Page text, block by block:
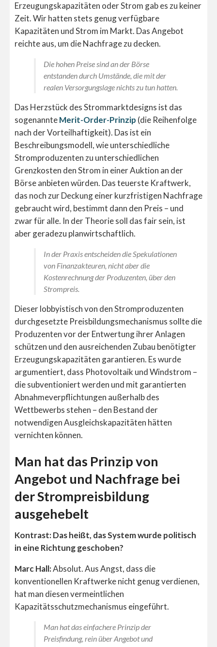
Erzeugungskapazitäten oder Strom gab es zu keiner
Zeit. Wir hatten stets genug verfügbare
Kapazitäten und Strom im Markt. Das Angebot
reichte aus, um die Nachfrage zu decken.
Die hohen Preise sind an der Börse
entstanden durch Umstände, die mit der
realen Versorgungslage nichts zu tun hatten.
Das Herzstück des Strommarktdesigns ist das
sogenannteMerit-Order-Prinzip (die Reihenfolge
nach der Vorteilhaftigkeit). Das ist ein
Beschreibungsmodell, wie unterschiedliche
Stromproduzenten zu unterschiedlichen
Grenzkosten den Strom in einer Auktion an der
Börse anbieten würden. Das teuerste Kraftwerk,
das noch zur Deckung einer kurzfristigen Nachfrage
gebraucht wird, bestimmt dann den Preis – und
zwar für alle. In der Theorie soll das fair sein, ist
aber geradezu planwirtschaftlich.
In der Praxis entscheiden die Spekulationen
von Finanzakteuren, nicht aber die
Kostenrechnung der Produzenten, über den
Strompreis.
Dieser lobbyistisch von den Stromproduzenten
durchgesetzte Preisbildungsmechanismus sollte die
Produzenten vor der Entwertung ihrer Anlagen
schützen und den ausreichenden Zubau benötigter
Erzeugungskapazitäten garantieren. Es wurde
argumentiert, dass Photovoltaik und Windstrom –
die subventioniert werden und mit garantierten
Abnahmeverpflichtungen außerhalb des
Wettbewerbs stehen – den Bestand der
notwendigen Ausgleichskapazitäten hätten
vernichten können.
Man hat das Prinzip von
Angebot und Nachfrage bei
der Strompreisbildung
ausgehebelt
Kontrast: Das heißt, das System wurde politisch
in eine Richtung geschoben?
Marc Hall:Absolut. Aus Angst, dass die
konventionellen Kraftwerke nicht genug verdienen,
hat man diesen vermeintlichen
Kapazitätsschutzmechanismus eingeführt.
Man hat das einfachere Prinzip der
Preisfindung, rein über Angebot und